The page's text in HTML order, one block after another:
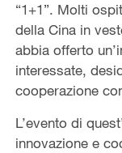
“1+1”. Molti
della Cina in
abbia offerto
interessate,
cooperazione
L’evento di
innovazione e